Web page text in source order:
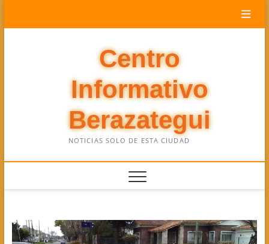
Centro
Informativo
Berazategui
NOTICIAS SOLO DE ESTA CIUDAD